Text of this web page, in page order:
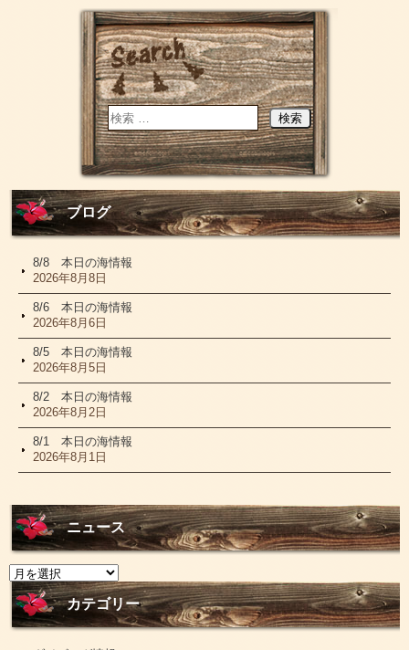
ブログ
8/8 本日の海情報
2026年8月8日
8/6 本日の海情報
2026年8月6日
8/5 本日の海情報
2026年8月5日
8/2 本日の海情報
2026年8月2日
8/1 本日の海情報
2026年8月1日
ニュース
ニ
ュ
ー
カテゴリー